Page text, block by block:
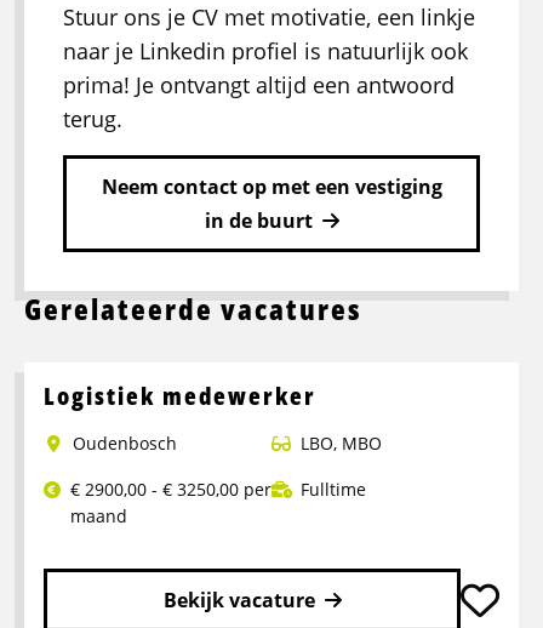
Stuur ons je CV met motivatie, een linkje
naar je Linkedin profiel is natuurlijk ook
prima! Je ontvangt altijd een antwoord
terug.
Neem contact op met een vestiging
in de buurt
Gerelateerde vacatures
Logistiek medewerker
Oudenbosch LBO, MBO
€ 2900,00 - € 3250,00 per
maand
Fulltime
Bekijk vacature